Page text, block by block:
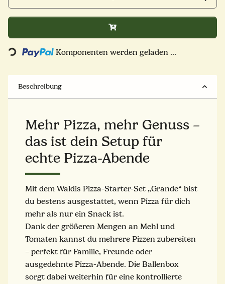
Komponenten werden geladen ...
Beschreibung
Mehr Pizza, mehr Genuss –
das ist dein Setup für
echte Pizza-Abende
Mit dem Waldis Pizza-Starter-Set „Grande“ bist
du bestens ausgestattet, wenn Pizza für dich
mehr als nur ein Snack ist.
Dank der größeren Mengen an Mehl und
Tomaten kannst du mehrere Pizzen zubereiten
– perfekt für Familie, Freunde oder
ausgedehnte Pizza-Abende. Die Ballenbox
sorgt dabei weiterhin für eine kontrollierte